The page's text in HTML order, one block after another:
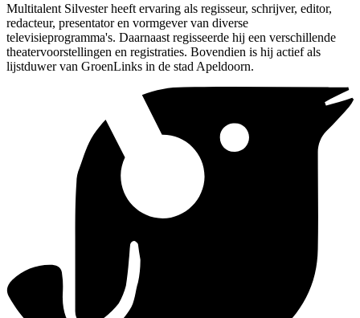
Multitalent Silvester heeft ervaring als regisseur, schrijver, editor,
redacteur, presentator en vormgever van diverse
televisieprogramma's. Daarnaast regisseerde hij een verschillende
theatervoorstellingen en registraties. Bovendien is hij actief als
lijstduwer van GroenLinks in de stad Apeldoorn.